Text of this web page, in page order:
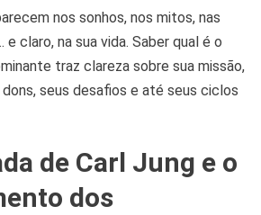
nos sonhos, nos mitos, nas
e claro, na sua vida. Saber qual é o
traz clareza sobre sua missão,
seus desafios e até seus ciclos
de Carl Jung e o
dos